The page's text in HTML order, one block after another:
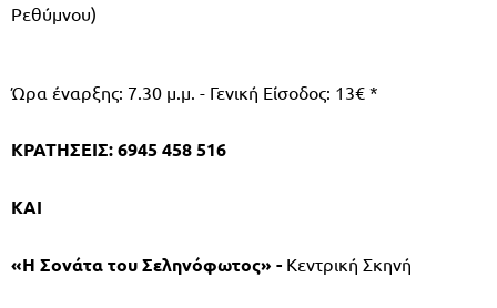
Ρεθύμνου)
Ώρα έναρξης: 7.30 μ.μ. - Γενική Είσοδος: 13€ *
ΚΡΑΤΗΣΕΙΣ: 6945 458 516
ΚΑΙ
«Η Σονάτα του Σεληνόφωτος» - Κεντρική Σκηνή